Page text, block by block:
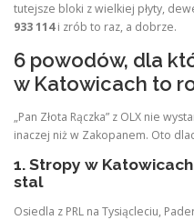
tutejsze bloki z wielkiej płyty,
933 114i zrób to raz, a dobrze.
6 powodów, dla
w Katowicach to
„Pan Złota Rączka” z OLX nie
inaczej niż w Zakopanem. Oto
1. Stropy w
stal
Osiedla z PRL na Tysiącleciu,